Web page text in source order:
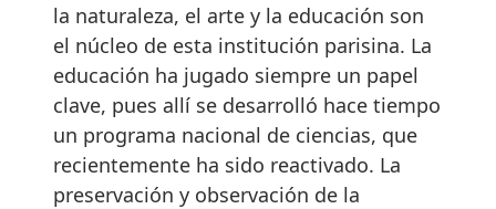
la naturaleza, el arte y la educación son
el núcleo de esta institución parisina. La
educación ha jugado siempre un papel
clave, pues allí se desarrolló hace tiempo
un programa nacional de ciencias, que
recientemente ha sido reactivado. La
preservación y observación de la